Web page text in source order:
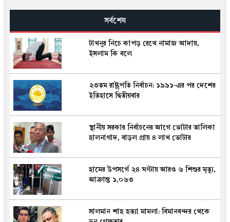
সর্বশেষ
টাখনুর নিচে কাপড় রেখে নামাজ আদায়,
ইসলাম কি বলে
২৩তম রাষ্ট্রপতি নির্বাচন: ১৯৯১-এর পর দেশের
ইতিহাসে দ্বিতীয়বার
স্থানীয় সরকার নির্বাচনের আগে ভোটার তালিকা
হালনাগাদ, বাড়ল প্রায় ৪ লাখ ভোটার
হামের উপসর্গে ২৪ ঘণ্টায় আরও ৬ শিশুর মৃত্যু,
আক্রান্ত ১,০৬৩
সালমান শাহ হত্যা মামলা: বিমানবন্দর থেকে